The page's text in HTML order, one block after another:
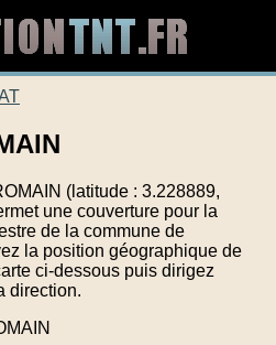
(latitude : 3.228889,
une couverture pour la
de la commune de
la position géographique de
ci-dessous puis dirigez
direction.